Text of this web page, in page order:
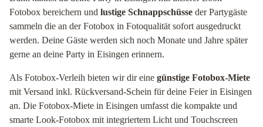
Fotobox bereichern und lustige Schnappschüsse der Partygäste
sammeln die an der Fotobox in Fotoqualität sofort ausgedruckt
werden. Deine Gäste werden sich noch Monate und Jahre später
gerne an deine Party in Eisingen erinnern.
Als Fotobox-Verleih bieten wir dir eine günstige Fotobox-Miete
mit Versand inkl. Rückversand-Schein für deine Feier in Eisingen
an. Die Fotobox-Miete in Eisingen umfasst die kompakte und
smarte Look-Fotobox mit integriertem Licht und Touchscreen